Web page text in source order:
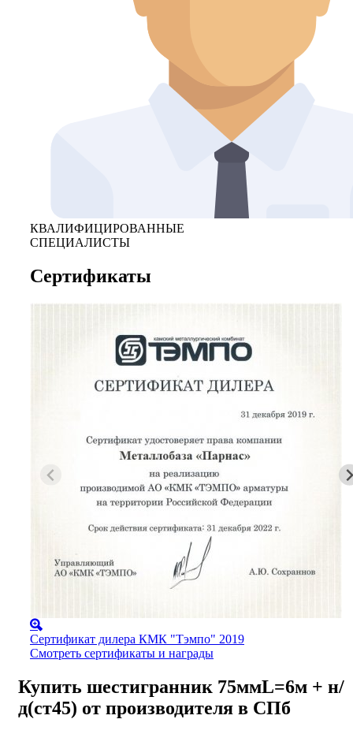
КВАЛИФИЦИРОВАННЫЕ
СПЕЦИАЛИСТЫ
Сертификаты
Сертификат дилера КМК "Тэмпо" 2019
Смотреть сертификаты и награды
Купить шестигранник 75ммL=6м + н/
д(ст45) от производителя в СПб